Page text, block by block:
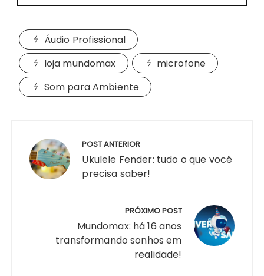
Áudio Profissional
loja mundomax
microfone
Som para Ambiente
Post
POST ANTERIOR
Ukulele Fender: tudo o que você
precisa saber!
PRÓXIMO POST
Mundomax: há 16 anos
transformando sonhos em
realidade!